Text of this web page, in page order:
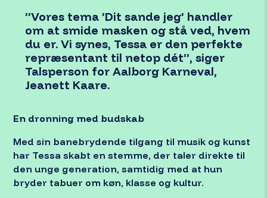
”Vores tema ’Dit sande jeg’ handler
om at smide masken og stå ved, hvem
du er. Vi synes, Tessa er den perfekte
repræsentant til netop dét”, siger
Talsperson for Aalborg Karneval,
Jeanett Kaare.
En dronning med budskab
Med sin banebrydende tilgang til musik og kunst
har Tessa skabt en stemme, der taler direkte til
den unge generation, samtidig med at hun
bryder tabuer om køn, klasse og kultur.
Email*
Karnevalslounge
Stjerneparaden